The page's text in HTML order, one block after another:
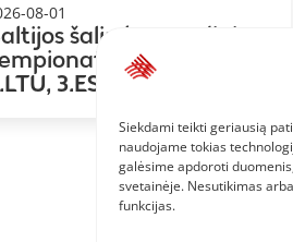
Siekdami teikti geriausią
naudojame tokias
galėsime apdoroti
svetainėje. Nesutikimas
funkcijas.
08-01
šalių komandinis
1.LAT,
3.EST